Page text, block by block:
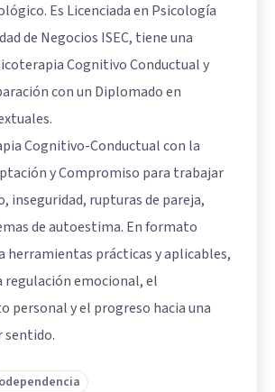
Es Licenciada en Psicología
de Negocios ISEC, tiene una
Cognitivo Conductual y
con un Diplomado en
Cognitivo-Conductual con la
y Compromiso para trabajar
inseguridad, rupturas de pareja,
de autoestima. En formato
herramientas prácticas y aplicables,
emocional, el
personal y el progreso hacia una
sentido.